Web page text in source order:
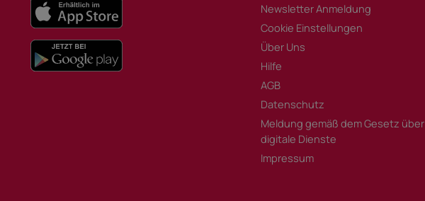
Newsletter Anmeldung
Cookie Einstellungen
Über Uns
Hilfe
AGB
Datenschutz
Meldung gemäß dem Gesetz über
digitale Dienste
Impressum